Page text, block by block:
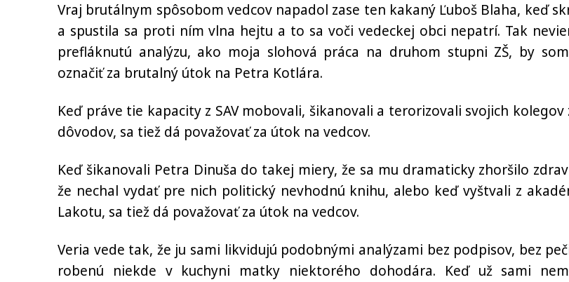
Vraj brutálnym spôsobom vedcov napadol zase ten kakaný Ľuboš Blaha, keď
a spustila sa proti ním vlna hejtu a to sa voči vedeckej obci nepatrí. Tak
prefláknutú analýzu, ako moja slohová práca na druhom stupni ZŠ, by
označiť za brutalný útok na Petra Kotlára.
Keď práve tie kapacity z SAV mobovali, šikanovali a terorizovali svojich
dôvodov, sa tiež dá považovať za útok na vedcov.
Keď šikanovali Petra Dinuša do takej miery, že sa mu dramaticky zhoršilo
že nechal vydať pre nich politický nevhodnú knihu, alebo keď vyštvali z
Lakotu, sa tiež dá považovať za útok na vedcov.
Veria vede tak, že ju sami likvidujú podobnými analýzami bez podpisov, bez
robenú niekde v kuchyni matky niektorého dohodára. Keď už sami